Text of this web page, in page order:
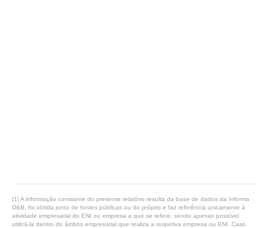
(1) A informação constante do presente relatório resulta da base de dados da Informa
D&B, foi obtida junto de fontes públicas ou do próprio e faz referência unicamente à
atividade empresarial do ENI ou empresa a que se refere, sendo apenas possível
utilizá-la dentro do âmbito empresarial que realiza a respetiva empresa ou ENI. Caso